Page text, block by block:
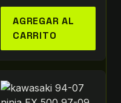
AGREGAR AL
CARRITO